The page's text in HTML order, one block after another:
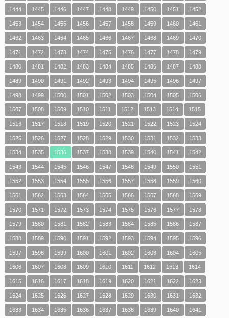
1444 1445 1446 1447 1448 1449 1450 1451 1452
1453 1454 1455 1456 1457 1458 1459 1460 1461
1462 1463 1464 1465 1466 1467 1468 1469 1470
1471 1472 1473 1474 1475 1476 1477 1478 1479
1480 1481 1482 1483 1484 1485 1486 1487 1488
1489 1490 1491 1492 1493 1494 1495 1496 1497
1498 1499 1500 1501 1502 1503 1504 1505 1506
1507 1508 1509 1510 1511 1512 1513 1514 1515
1516 1517 1518 1519 1520 1521 1522 1523 1524
1525 1526 1527 1528 1529 1530 1531 1532 1533
1534 1535 1536 1537 1538 1539 1540 1541 1542
1543 1544 1545 1546 1547 1548 1549 1550 1551
1552 1553 1554 1555 1556 1557 1558 1559 1560
1561 1562 1563 1564 1565 1566 1567 1568 1569
1570 1571 1572 1573 1574 1575 1576 1577 1578
1579 1580 1581 1582 1583 1584 1585 1586 1587
1588 1589 1590 1591 1592 1593 1594 1595 1596
1597 1598 1599 1600 1601 1602 1603 1604 1605
1606 1607 1608 1609 1610 1611 1612 1613 1614
1615 1616 1617 1618 1619 1620 1621 1622 1623
1624 1625 1626 1627 1628 1629 1630 1631 1632
1633 1634 1635 1636 1637 1638 1639 1640 1641